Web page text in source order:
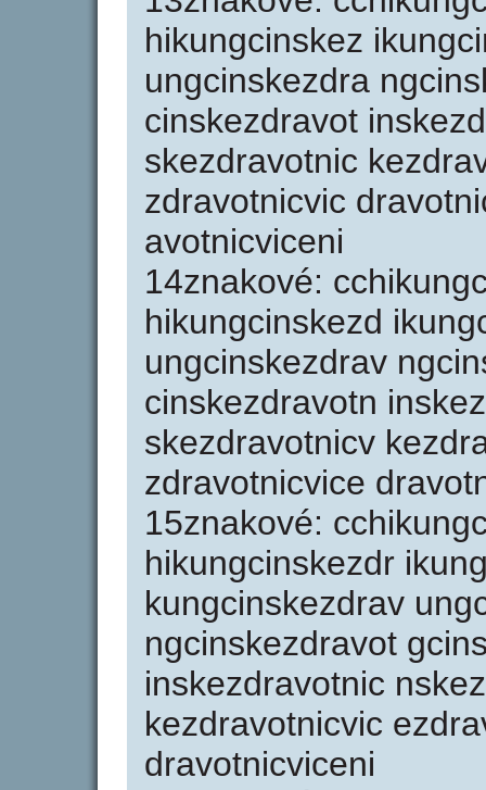
hikungcinskez
ungcinskezdra
cinskezdravot
skezdravotnic
zdravotnicvic
avotnicviceni
14znakové:
hikungcinskezd
ungcinskezdrav
cinskezdravotn
skezdravotnicv
zdravotnicvice
15znakové:
hikungcinskezdr
kungcinskezdrav
ngcinskezdravot
inskezdravotnic
kezdravotnicvic
dravotnicviceni